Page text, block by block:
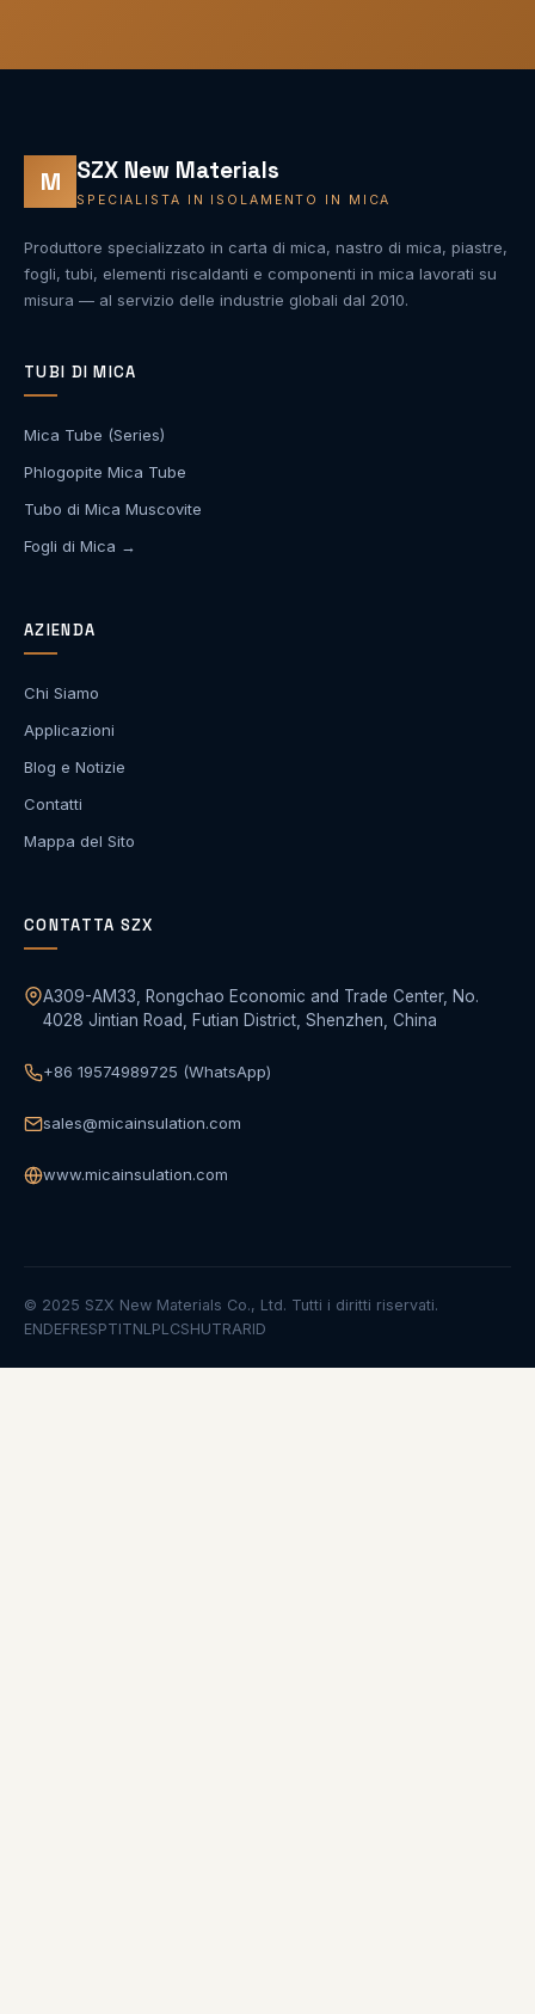
M SZX New Materials
SPECIALISTA IN ISOLAMENTO IN MICA
Produttore specializzato in carta di mica, nastro di mica, piastre,
fogli, tubi, elementi riscaldanti e componenti in mica lavorati su
misura — al servizio delle industrie globali dal 2010.
TUBI DI MICA
Mica Tube (Series)
Phlogopite Mica Tube
Tubo di Mica Muscovite
Fogli di Mica →
AZIENDA
Chi Siamo
Applicazioni
Blog e Notizie
Contatti
Mappa del Sito
CONTATTA SZX
A309-AM33, Rongchao Economic and Trade Center, No.
4028 Jintian Road, Futian District, Shenzhen, China
+86 19574989725 (WhatsApp)
sales@micainsulation.com
www.micainsulation.com
© 2025 SZX New Materials Co., Ltd. Tutti i diritti riservati.
ENDEFRESPTITNLPLCSHUTRARID